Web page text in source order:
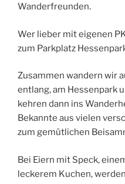
Wanderfreunden.
Wer lieber mit eigenen
zum Parkplatz
Zusammen wandern wir
entlang, am Hessenpark
kehren dann ins
Bekannte aus vielen
zum gemütlichen
Bei Eiern mit Speck,
leckerem Kuchen,